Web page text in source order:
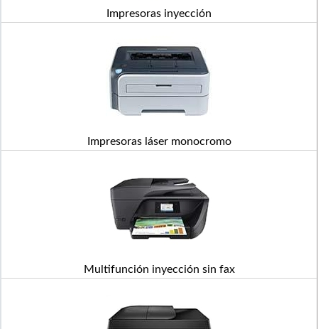
Impresoras inyección
Impresoras láser monocromo
Multifunción inyección sin fax